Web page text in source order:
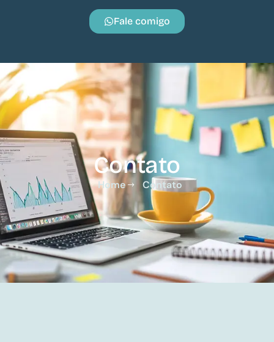
Fale comigo
Contato
Home Contato